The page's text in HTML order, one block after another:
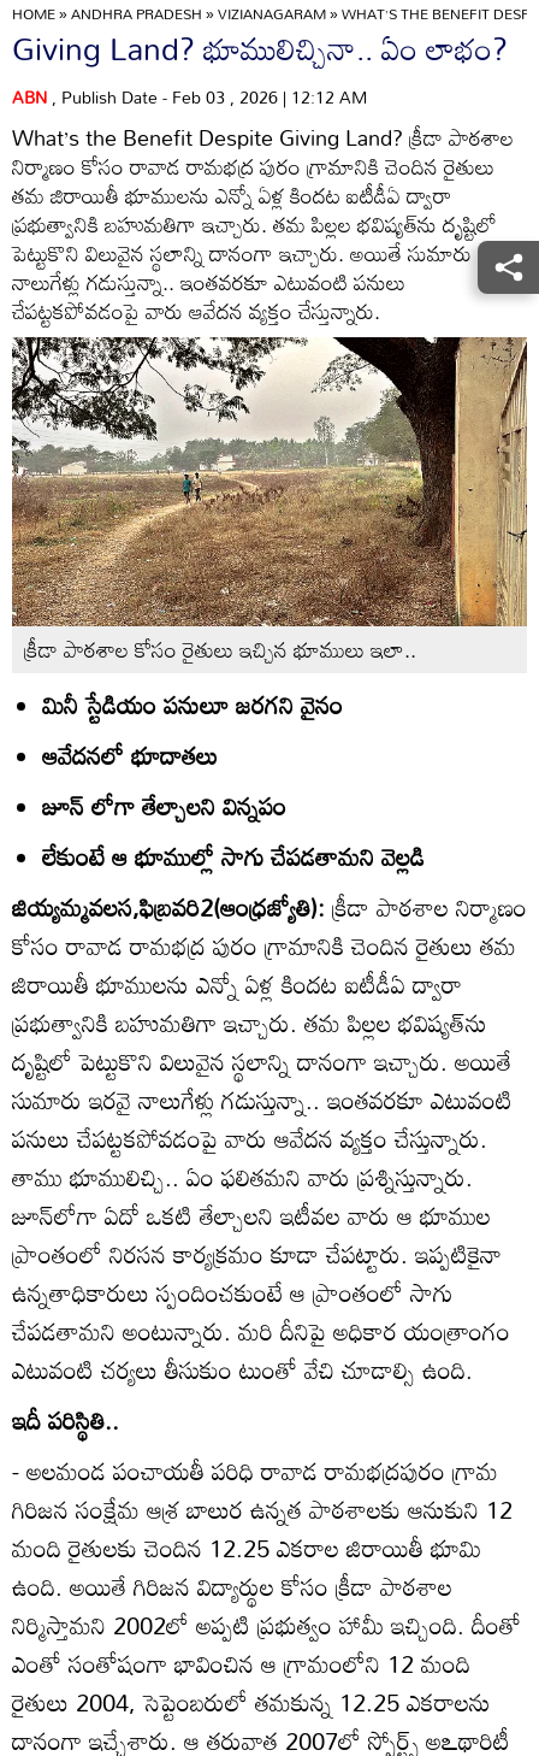
HOME»ANDHRA PRADESH»VIZIANAGARAM»WHAT’S THE BENEFIT
Giving Land? భూములిచ్చినా.. ఏం లాభం?
ABN, Publish Date - Feb 03 , 2026 | 12:12 AM
What’s the Benefit Despite Giving Land? క్రీడా పాఠశాల
నిర్మాణం కోసం రావాడ రామభద్ర పురం గ్రామానికి చెందిన రైతులు
తమ జిరాయితీ భూములను ఎన్నో ఏళ్ల కిందట ఐటీడీఏ ద్వారా
ప్రభుత్వానికి బహుమతిగా ఇచ్చారు. తమ పిల్లల భవిష్యత్‌ను దృష్టిలో
పెట్టుకొని విలువైన స్థలాన్ని దానంగా ఇచ్చారు. అయితే సుమారు ఇరవై
నాలుగేళ్లు గడుస్తున్నా.. ఇంతవరకూ ఎటువంటి పనులు
చేపట్టకపోవడంపై వారు ఆవేదన వ్యక్తం చేస్తున్నారు.
క్రీడా పాఠశాల కోసం రైతులు ఇచ్చిన భూములు ఇలా..
మినీ స్టేడియం పనులూ జరగని వైనం
ఆవేదనలో భూదాతలు
జూన్‌ లోగా తేల్చాలని విన్నపం
లేకుంటే ఆ భూముల్లో సాగు చేపడతామని వెల్లడి
జియ్యమ్మవలస,ఫిబ్రవరి2(ఆంధ్రజ్యోతి):క్రీడా పాఠశాల నిర్మాణం
కోసం రావాడ రామభద్ర పురం గ్రామానికి చెందిన రైతులు తమ
జిరాయితీ భూములను ఎన్నో ఏళ్ల కిందట ఐటీడీఏ ద్వారా
ప్రభుత్వానికి బహుమతిగా ఇచ్చారు. తమ పిల్లల భవిష్యత్‌ను
దృష్టిలో పెట్టుకొని విలువైన స్థలాన్ని దానంగా ఇచ్చారు. అయితే
సుమారు ఇరవై నాలుగేళ్లు గడుస్తున్నా.. ఇంతవరకూ ఎటువంటి
పనులు చేపట్టకపోవడంపై వారు ఆవేదన వ్యక్తం చేస్తున్నారు.
తాము భూములిచ్చి.. ఏం ఫలితమని వారు ప్రశ్నిస్తున్నారు.
జూన్‌లోగా ఏదో ఒకటి తేల్చాలని ఇటీవల వారు ఆ భూముల
ప్రాంతంలో నిరసన కార్యక్రమం కూడా చేపట్టారు. ఇప్పటికైనా
ఉన్నతాధికారులు స్పందించకుంటే ఆ ప్రాంతంలో సాగు
చేపడతామని అంటున్నారు. మరి దీనిపై అధికార యంత్రాంగం
ఎటువంటి చర్యలు తీసుకుం టుంతో వేచి చూడాల్సి ఉంది.
ఇదీ పరిస్థితి..
- అలమండ పంచాయతీ పరిధి రావాడ రామభద్రపురం గ్రామ
గిరిజన సంక్షేమ ఆశ్ర బాలుర ఉన్నత పాఠశాలకు ఆనుకుని 12
మంది రైతులకు చెందిన 12.25 ఎకరాల జిరాయితీ భూమి
ఉంది. అయితే గిరిజన విద్యార్థుల కోసం క్రీడా పాఠశాల
నిర్మిస్తామని 2002లో అప్పటి ప్రభుత్వం హామీ ఇచ్చింది. దీంతో
ఎంతో సంతోషంగా భావించిన ఆ గ్రామంలోని 12 మంది
రైతులు 2004, సెప్టెంబరులో తమకున్న 12.25 ఎకరాలను
దానంగా ఇచ్చేశారు. ఆ తరువాత 2007లో స్పోర్ట్స్‌ అఽథారిటీ